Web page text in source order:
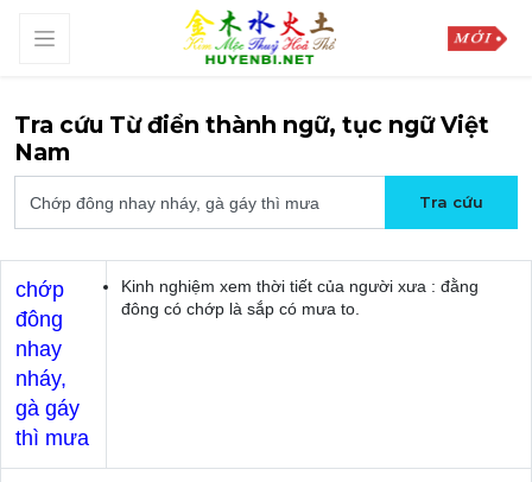
Tra cứu Từ điển thành ngữ, tục ngữ Việt
Nam
chớp
đông
nhay
nháy,
gà gáy
thì mưa
Kinh nghiệm xem thời tiết của người xưa : đằng
đông có chớp là sắp có mưa to.